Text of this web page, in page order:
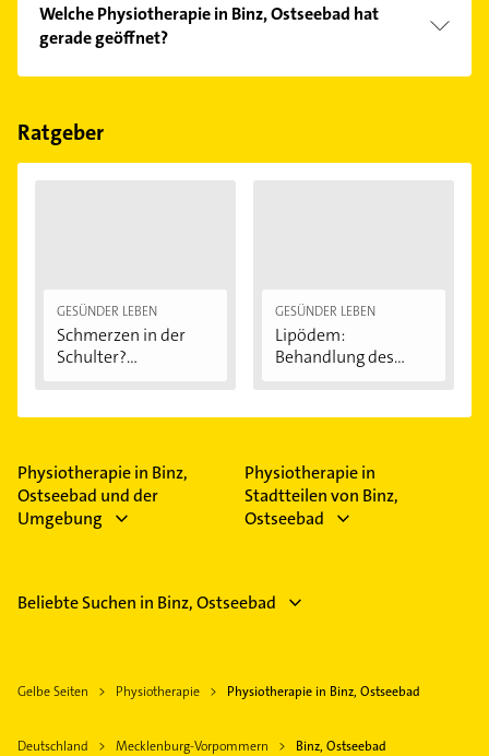
Kundenmeinungen und profitieren Sie von den
Empfehlungen. Die Suchergebnisse können Sie sich
einfach nachBewertungensortiert anzeigen lassen.
Welche Physiotherapie in Binz, Ostseebad hat
gerade geöffnet?
Im Anbieter-Bereich finden Sie alleÖffnungszeiten.
Feiertagen abweichen können.
Ratgeber
GESÜNDER LEBEN
Schmerzen in der
Schulter?
GESÜNDER LEBEN
Lipödem:
Behandlung des
Physiotherapie in Binz,
Ostseebad und der
Umgebung
Physiotherapie in
Stadtteilen von Binz,
Ostseebad
Beliebte Suchen in Binz, Ostseebad
Gelbe Seiten Physiotherapie Physiotherapie in Binz, Ostseebad
Deutschland Mecklenburg-Vorpommern Binz, Ostseebad